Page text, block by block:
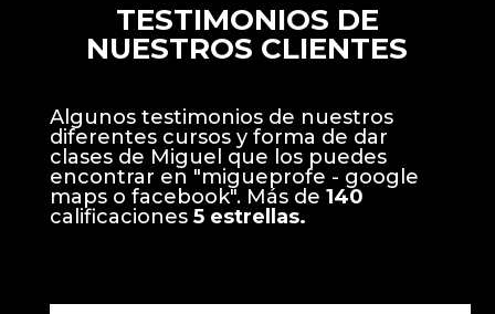
TESTIMONIOS DE
NUESTROS CLIENTES
Algunos testimonios de nuestros
diferentes cursos y forma de dar
clases de Miguel que los puedes
encontrar en "migueprofe - google
maps o facebook". Más de 140
calificaciones 5 estrellas.